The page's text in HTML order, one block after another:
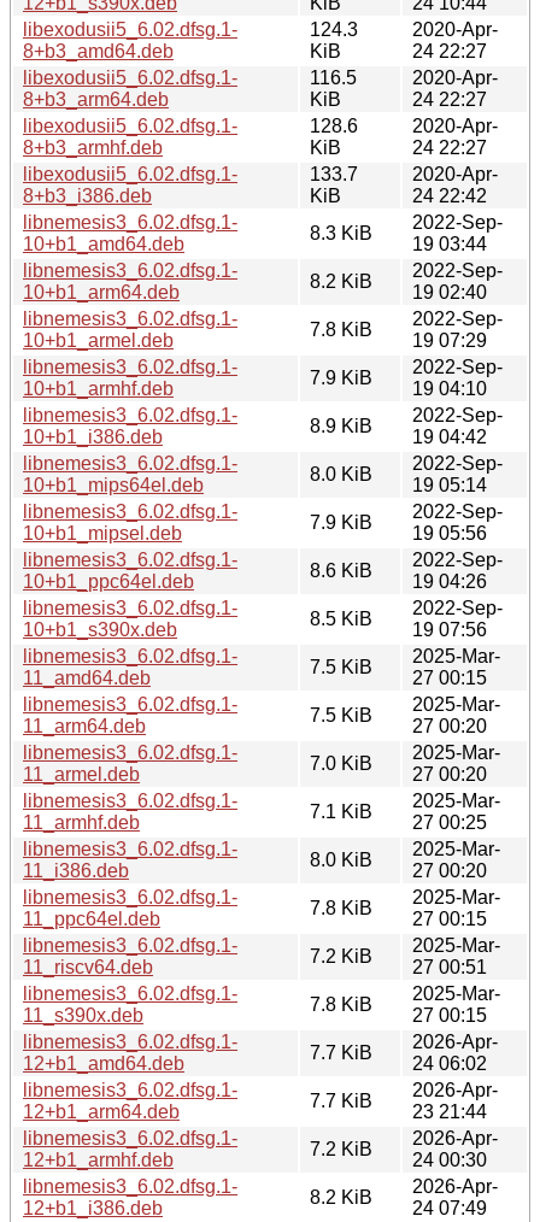
libexodusii5_6.02.dfsg.1-
8+b3_amd64.deb
124.3
KiB
2020-Apr-
24 22:27
libexodusii5_6.02.dfsg.1-
8+b3_arm64.deb
116.5
KiB
2020-Apr-
24 22:27
libexodusii5_6.02.dfsg.1-
8+b3_armhf.deb
128.6
KiB
2020-Apr-
24 22:27
libexodusii5_6.02.dfsg.1-
8+b3_i386.deb
133.7
KiB
2020-Apr-
24 22:42
libnemesis3_6.02.dfsg.1-
10+b1_amd64.deb
8.3 KiB
2022-Sep-
19 03:44
libnemesis3_6.02.dfsg.1-
10+b1_arm64.deb
8.2 KiB
2022-Sep-
19 02:40
libnemesis3_6.02.dfsg.1-
10+b1_armel.deb
7.8 KiB
2022-Sep-
19 07:29
libnemesis3_6.02.dfsg.1-
10+b1_armhf.deb
7.9 KiB
2022-Sep-
19 04:10
libnemesis3_6.02.dfsg.1-
10+b1_i386.deb
8.9 KiB
2022-Sep-
19 04:42
libnemesis3_6.02.dfsg.1-
10+b1_mips64el.deb
8.0 KiB
2022-Sep-
19 05:14
libnemesis3_6.02.dfsg.1-
10+b1_mipsel.deb
7.9 KiB
2022-Sep-
19 05:56
libnemesis3_6.02.dfsg.1-
10+b1_ppc64el.deb
8.6 KiB
2022-Sep-
19 04:26
libnemesis3_6.02.dfsg.1-
10+b1_s390x.deb
8.5 KiB
2022-Sep-
19 07:56
libnemesis3_6.02.dfsg.1-
11_amd64.deb
7.5 KiB
2025-Mar-
27 00:15
libnemesis3_6.02.dfsg.1-
11_arm64.deb
7.5 KiB
2025-Mar-
27 00:20
libnemesis3_6.02.dfsg.1-
11_armel.deb
7.0 KiB
2025-Mar-
27 00:20
libnemesis3_6.02.dfsg.1-
11_armhf.deb
7.1 KiB
2025-Mar-
27 00:25
libnemesis3_6.02.dfsg.1-
11_i386.deb
8.0 KiB
2025-Mar-
27 00:20
libnemesis3_6.02.dfsg.1-
11_ppc64el.deb
7.8 KiB
2025-Mar-
27 00:15
libnemesis3_6.02.dfsg.1-
11_riscv64.deb
7.2 KiB
2025-Mar-
27 00:51
libnemesis3_6.02.dfsg.1-
11_s390x.deb
7.8 KiB
2025-Mar-
27 00:15
libnemesis3_6.02.dfsg.1-
12+b1_amd64.deb
7.7 KiB
2026-Apr-
24 06:02
libnemesis3_6.02.dfsg.1-
12+b1_arm64.deb
7.7 KiB
2026-Apr-
23 21:44
libnemesis3_6.02.dfsg.1-
12+b1_armhf.deb
7.2 KiB
2026-Apr-
24 00:30
libnemesis3_6.02.dfsg.1-
12+b1_i386.deb
8.2 KiB
2026-Apr-
24 07:49